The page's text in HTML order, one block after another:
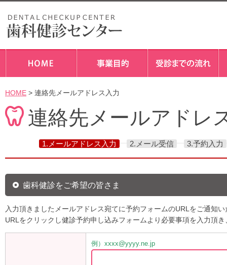
HOME > 連絡先メールアドレス入力
連絡先メールアドレ
1.メールアドレス入力 2.メール受信 3.予約入力
歯科健診をご希望の皆さま
入力頂きましたメールアドレス宛てに予約フォームのURLをご通知
URLをクリックし健診予約申し込みフォームより必要事項を入力頂
例）xxxx@yyyy.ne.jp